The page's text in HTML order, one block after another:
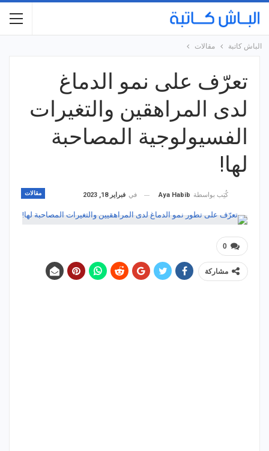
الباش كاتبة مقالات
تعرّف على نمو الدماغ
لدى المراهقين والتغيرات
الفسيولوجية المصاحبة
لها!
مقالات كُتِب بواسطة Aya Habib في فبراير 18, 2023
0
مشاركة